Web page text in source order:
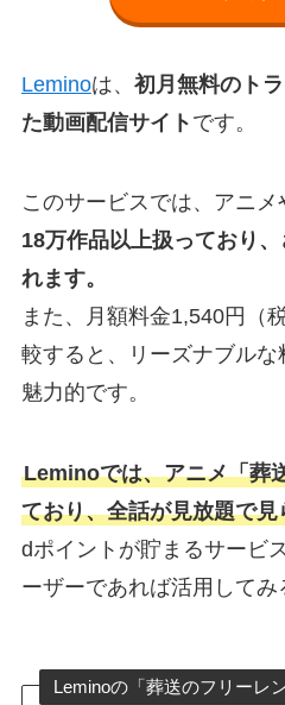
Leminoは、 初月無料のト
た動画配信サイト です。
このサービスでは、アニ
18万作品以上扱っており
れます。
また、月額料金1,540円（
較すると、リーズナブルな
魅力的です。
Leminoでは、アニメ「葬
ており、全話が見放題で見
dポイントが貯まるサービ
ーザーであれば活用してみ
Leminoの「葬送のフリーレ